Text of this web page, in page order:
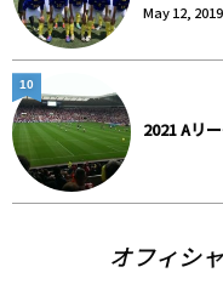
May 12, 2019
2021 Aリ
10
オフィシ